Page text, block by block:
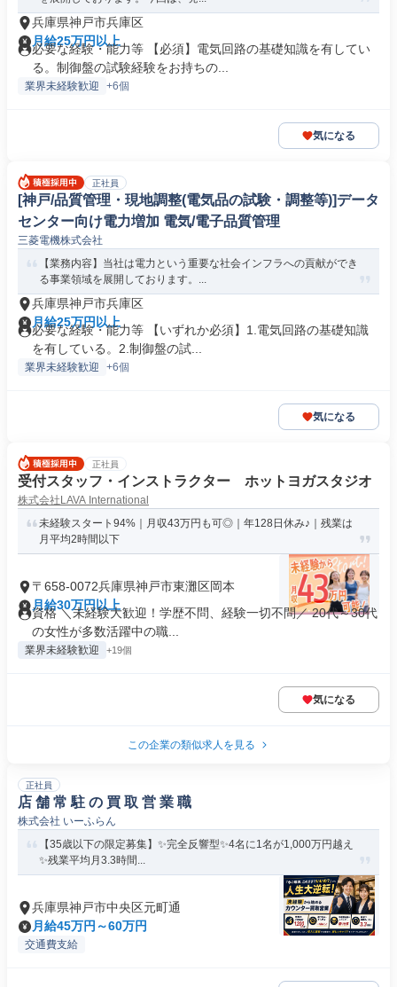
兵庫県神戸市兵庫区
月給25万円以上
必要な経験・能力等 【必須】電気回路の基礎知識を有してい
る。制御盤の試験経験をお持ちの...
業界未経験歓迎 +6個
気になる
正社員
[神戸/品質管理・現地調整(電気品の試験・調整等)]データ
センター向け電力増加 電気/電子品質管理
三菱電機株式会社
【業務内容】当社は電力という重要な社会インフラへの貢献ができ
る事業領域を展開しております。...
兵庫県神戸市兵庫区
月給25万円以上
必要な経験・能力等 【いずれか必須】1.電気回路の基礎知識
を有している。2.制御盤の試...
業界未経験歓迎 +6個
気になる
正社員
受付スタッフ・インストラクター ホットヨガスタジオ
株式会社LAVA International
未経験スタート94%｜月収43万円も可◎｜年128日休み♪｜残業は
月平均2時間以下
〒658-0072兵庫県神戸市東灘区岡本
月給30万円以上
資格 ＼未経験大歓迎！学歴不問、経験一切不問／ 20代～30代
の女性が多数活躍中の職...
業界未経験歓迎 +19個
気になる
この企業の類似求人を見る
正社員
店 舗 常 駐 の 買 取 営 業 職
株式会社 いーふらん
【35歳以下の限定募集】✨完全反響型✨4名に1名が1,000万円越え
✨残業平均月3.3時間...
兵庫県神戸市中央区元町通
月給45万円～60万円
交通費支給